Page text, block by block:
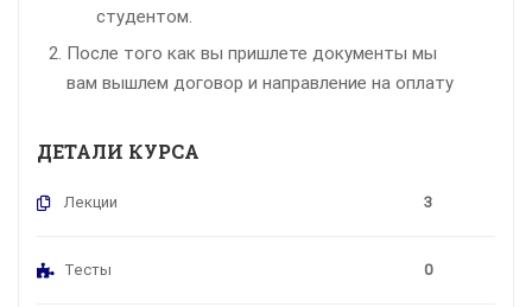
студентом.
После того как вы пришлете документы мы
вам вышлем договор и направление на оплату
ДЕТАЛИ КУРСА
Лекции 3
Тесты 0